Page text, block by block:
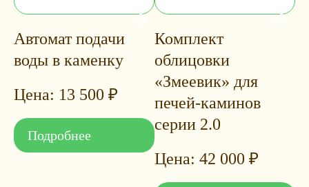
Автомат подачи
воды в каменку
13 500 ₽
Подробнее
Комплект
облицовки
«Змеевик» для
печей-каминов
серии 2.0
42 000 ₽